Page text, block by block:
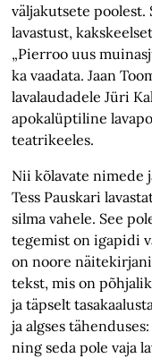
väljakutsete poolest.
lavastust,
„Pierroo uus
ka vaadata. Jaan
lavalaudadele Jüri
apokalüptiline
teatrikeeles.
Nii kõlavate nimede
Tess Pauskari
silma vahele. See
tegemist on igapidi
on noore
tekst, mis on
ja täpselt
ja algses
ning seda pole vaja